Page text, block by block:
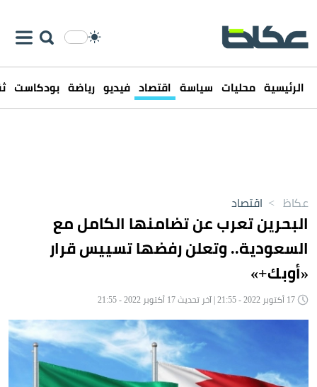
الرئيسية محليات سياسة اقتصاد فيديو رياضة بودكاست
عكاظ > اقتصاد
البحرين تعرب عن تضامنها الكامل مع
السعودية.. وتعلن رفضها تسييس قرار
«أوبك+»